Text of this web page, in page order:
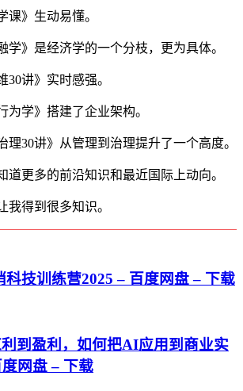
课》生动易懂。
学》是经济学的一个分枝，更为具体。
30讲》实时感强。
为学》搭建了企业架构。
理30讲》从管理到治理提升了一个高度。
道更多的前沿知识和最近国际上动向。
我得到很多知识。
科技训练营2025 – 百度网盘 – 下载
到盈利，如何把AI应用到商业实
网盘 – 下载